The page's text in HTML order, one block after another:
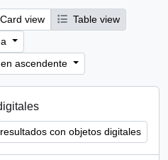
Card view
Table view
ascendente
con objetos digitales